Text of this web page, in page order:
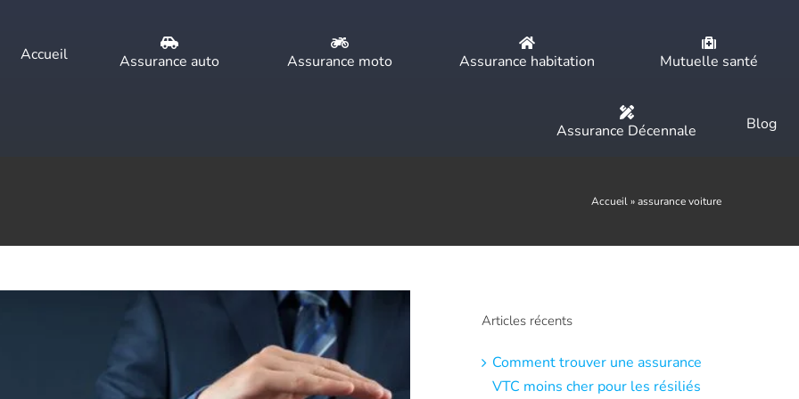
Accueil Assurance auto Assurance moto Assurance habitation Mutuelle santé
Assurance Décennale Blog
Accueil»assurance voiture
Articles récents
Comment trouver une assurance
VTC moins cher pour les résiliés